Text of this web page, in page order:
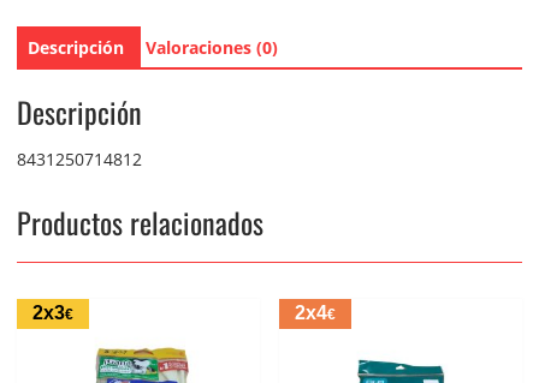
Descripción Valoraciones (0)
Descripción
8431250714812
Productos relacionados
2x3€ 2x4€